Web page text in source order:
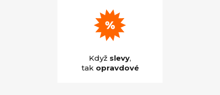
Když slevy,
tak opravdové